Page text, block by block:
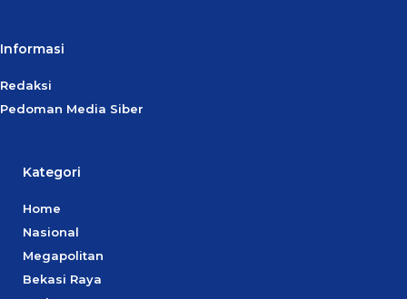
Informasi
Redaksi
Pedoman Media Siber
Kategori
Home
Nasional
Megapolitan
Bekasi Raya